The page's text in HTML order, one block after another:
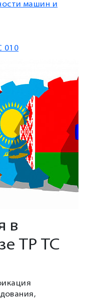
машин и
010
в
ТР ТС